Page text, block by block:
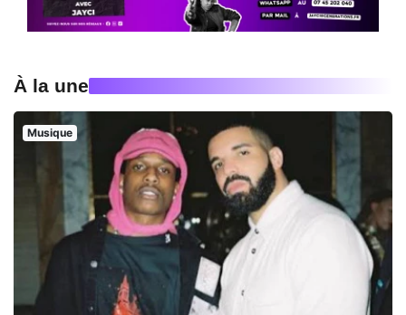
À la une
Musique